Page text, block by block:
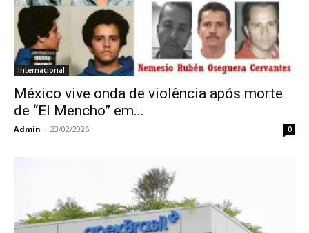
Internacional
México vive onda de violência após morte
de “El Mencho” em...
Admin - 23/02/2026 0